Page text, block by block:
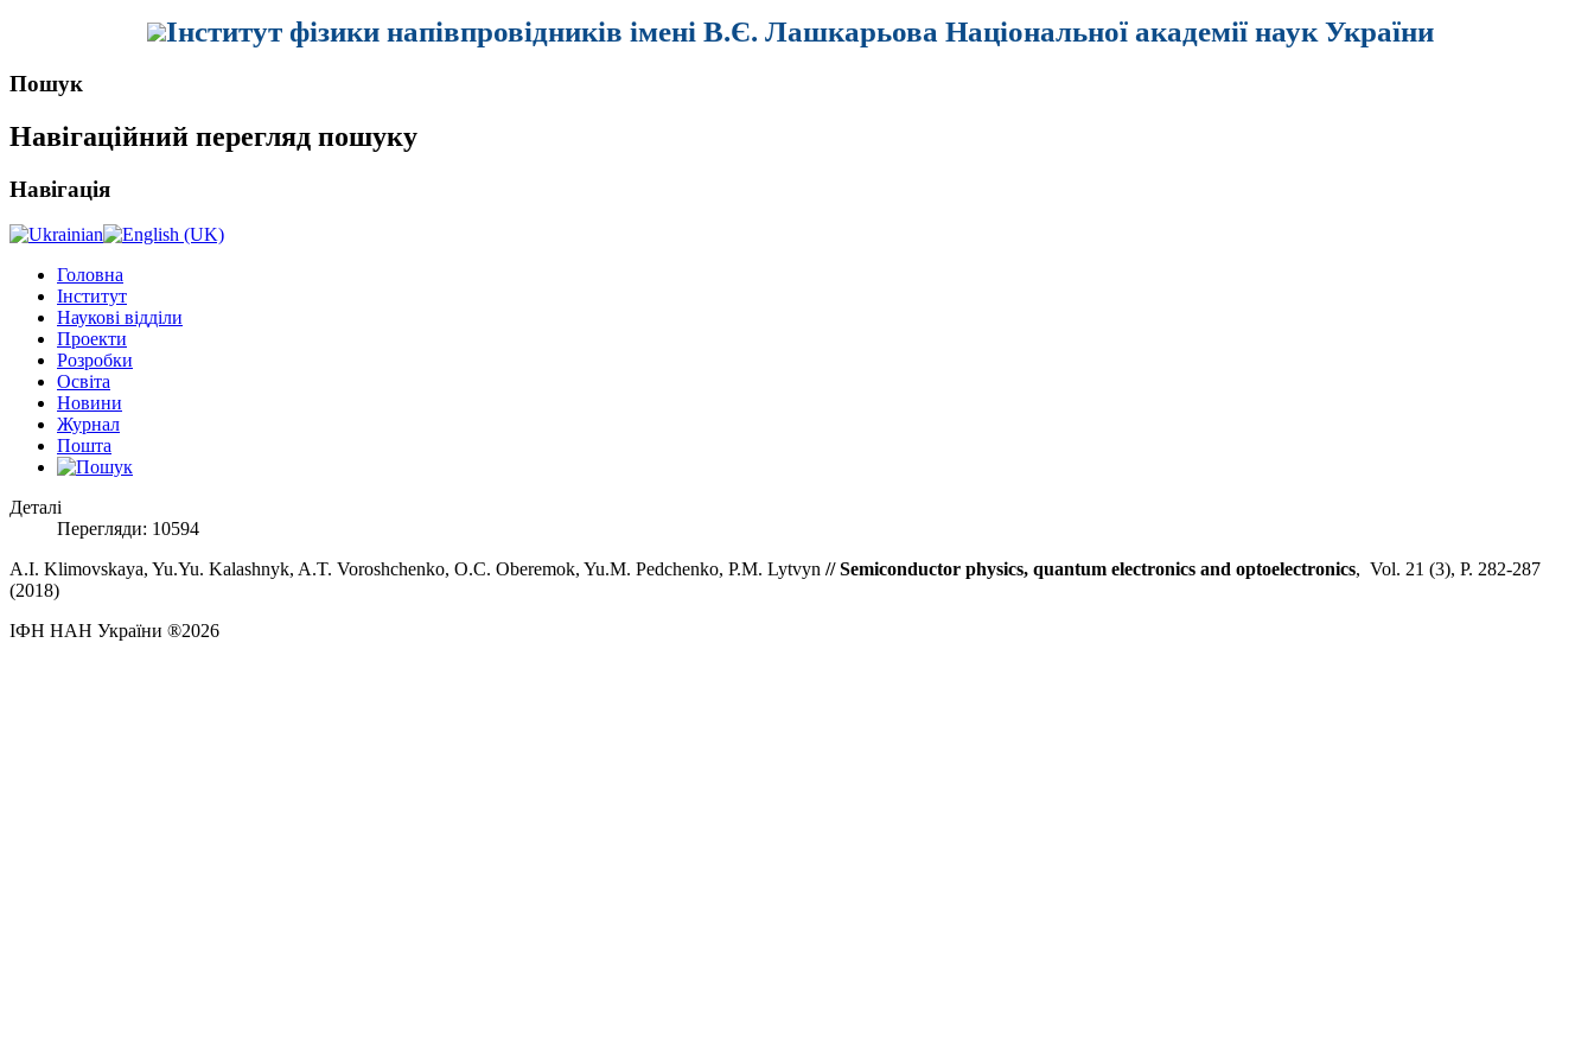
Інститут фізики напівпровідників імені В.Є. Лашкарьова Національної академії наук України
Пошук
Навігаційний перегляд пошуку
Навігація
Головна
Інститут
Наукові відділи
Проекти
Розробки
Освіта
Новини
Журнал
Пошта
Деталі
Перегляди: 10594
A.I. Klimovskaya, Yu.Yu. Kalashnyk, A.T. Voroshchenko, O.C. Oberemok, Yu.M. Pedchenko, P.M. Lytvyn // Semiconductor physics, quantum electronics and optoelectronics, Vol. 21 (3), P. 282-287
(2018)
ІФН НАН України ®2026